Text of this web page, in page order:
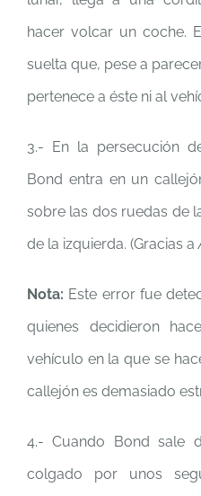
hacer volcar un coche.
suelta que, pese a
pertenece a éste ni al
3.- En la persecución
Bond entra en un
sobre las dos ruedas de
de la izquierda. (Gracias a
Nota: Este error fue
quienes decidieron
vehículo en la que se
callejón es demasiado
4.- Cuando Bond sale
colgado por unos